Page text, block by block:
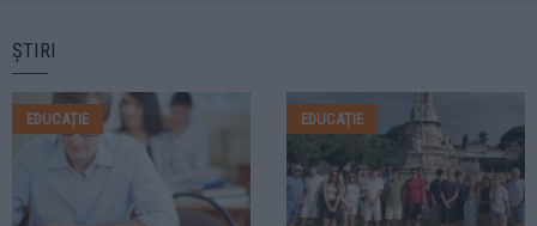
ȘTIRI
EDUCAȚIE EDUCAȚIE